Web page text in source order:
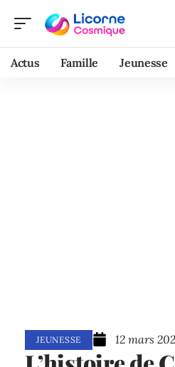
Actus Famille Jeunesse
JEUNESSE 12 mars